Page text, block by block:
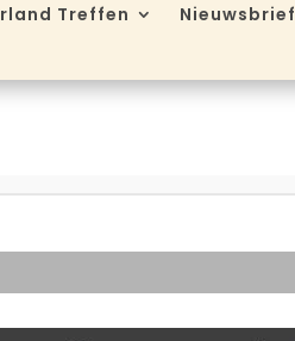
Treffen Nieuwsbrief